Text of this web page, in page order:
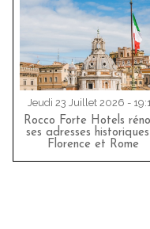
Jeudi 23 Juillet 2026 -
Rocco Forte Hotels
ses adresses
Florence et Rome